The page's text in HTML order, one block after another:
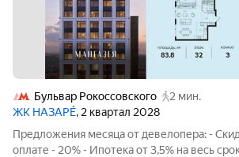
Бульвар Рокоссовского
2 мин.
ЖК НАЗАРÉ, 2 квартал 2028
Предложения месяца от девелопера: -
оплате - 20% - Ипотека от 3,5% на весь